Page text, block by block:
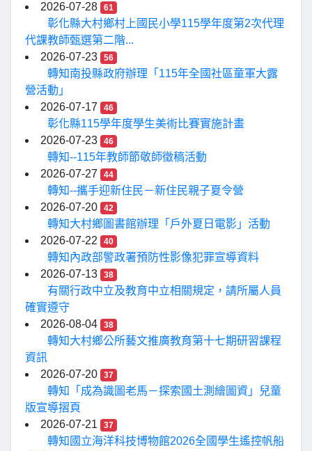
2026-07-28
61
彰化縣大村鄉村上國民小學115學年度第2次代理
代課教師甄選第二階...
2026-07-23
56
轉知南投縣政府辦理「115年全國社區童軍大露
營活動」
2026-07-17
46
彰化縣115學年度學生美術比賽實施計畫
2026-07-23
46
轉知--115年教師節敬師徵稿活動
2026-07-27
44
轉知--攜手迎新住民－新住民親子夏令營
2026-07-20
42
轉知大村鄉圖書館辦理「戶外夏日電影」活動
2026-07-22
40
轉知內政部警政署預防性影像犯罪宣導資料
2026-07-13
38
有關行政中立及教育中立相關規定，請所屬人員
確實遵守
2026-08-04
38
轉知大村鄉公所藝文推廣教育第十七期研習課程
資訊
2026-07-20
37
轉知「成為識圖老馬－探索國土測繪圖資」兒童
版宣導摺頁
2026-07-21
37
轉知國立海洋科技博物館2026全國學生遙控帆船